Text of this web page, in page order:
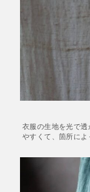
衣服の生地を光で
やすくて、箇所に